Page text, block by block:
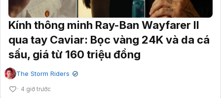
Kính thông minh Ray-Ban Wayfarer II
qua tay Caviar: Bọc vàng 24K và da cá
sấu, giá từ 160 triệu đồng
The Storm Riders ✔
4 giờ trước